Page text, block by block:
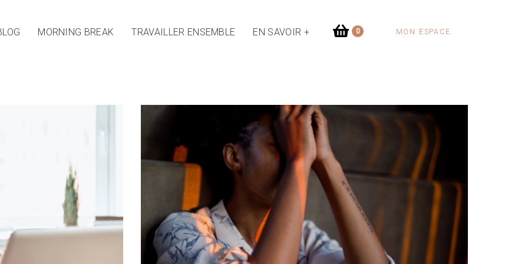
MORNING BREAK TRAVAILLER ENSEMBLE EN SAVOIR + 0 MON ESPACE